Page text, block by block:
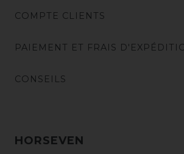
COMPTE CLIENTS
PAIEMENT ET FRAIS
CONSEILS
HORSEVEN